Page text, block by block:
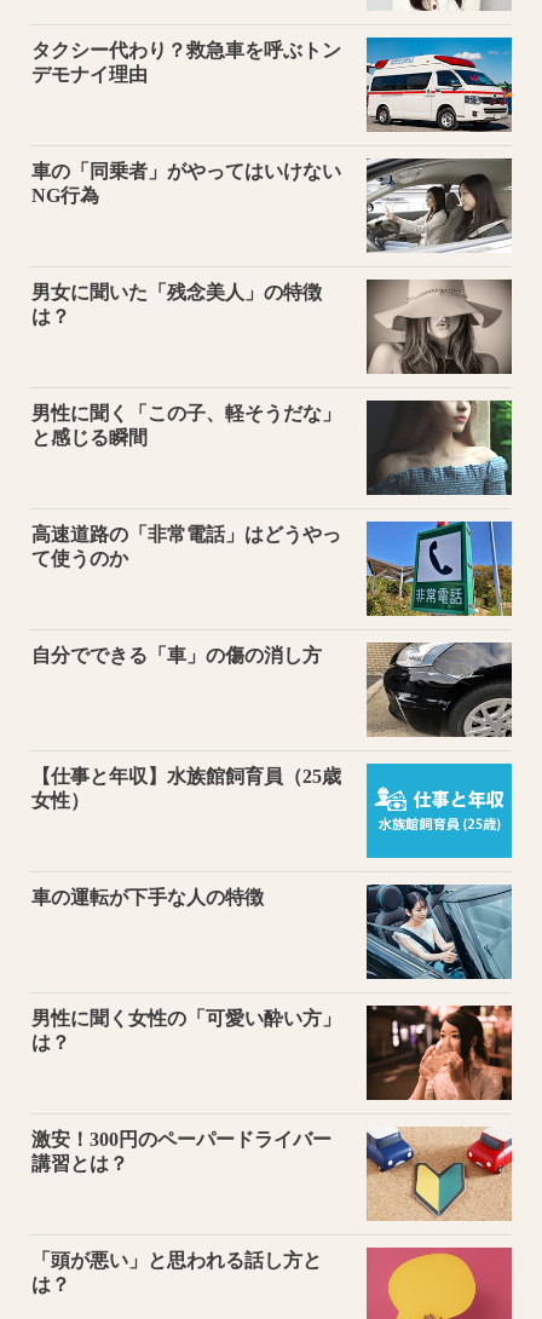
タクシー代わり？救急車を呼ぶトン
デモナイ理由
車の「同乗者」がやってはいけない
NG行為
男女に聞いた「残念美人」の特徴
は？
男性に聞く「この子、軽そうだな」
と感じる瞬間
高速道路の「非常電話」はどうやっ
て使うのか
自分でできる「車」の傷の消し方
【仕事と年収】水族館飼育員（25歳
女性）
車の運転が下手な人の特徴
男性に聞く女性の「可愛い酔い方」
は？
激安！300円のペーパードライバー
講習とは？
「頭が悪い」と思われる話し方と
は？